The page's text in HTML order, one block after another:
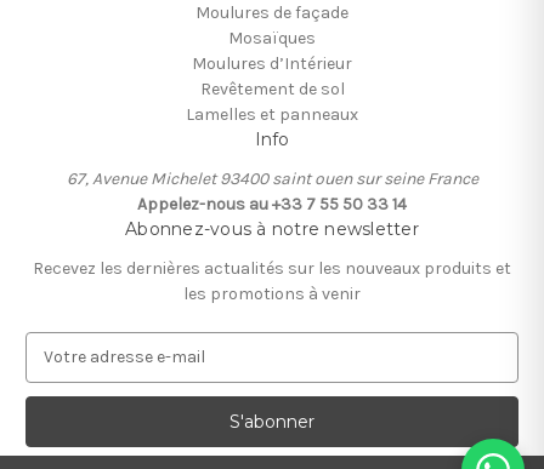
Moulures de façade
Mosaïques
Moulures d’Intérieur
Revêtement de sol
Lamelles et panneaux
Info
67, Avenue Michelet 93400 saint ouen sur seine France
Appelez-nous au +33 7 55 50 33 14
Abonnez-vous à notre newsletter
Recevez les dernières actualités sur les nouveaux produits et
les promotions à venir
r
s